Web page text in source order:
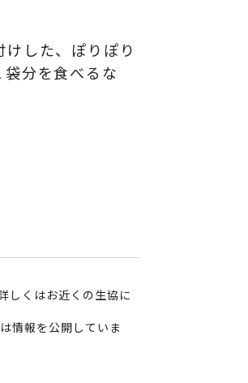
した、ぽりぽり
分を食べるな
しくはお近くの生協に
情報を公開していま